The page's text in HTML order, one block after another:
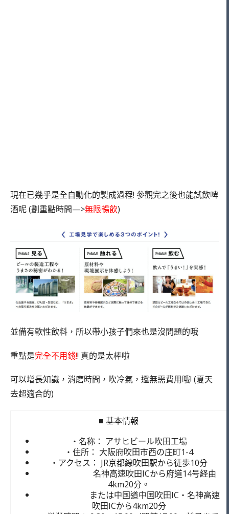
現在已幾乎是全自動化的製成過程! 參觀完之後也能試飲啤
酒呢 (劃重點時間—>無限暢飲)
並備有軟性飲料，所以帶小孩子們來也是沒問題的哦
重點是完全不用錢!! 真的是太棒啦
可以增長知識，消磨時間，吹冷氣，還無需費用哦! (夏天
去超適合的)
■ 基本情報
・名称： アサヒビール吹田工場
・住所： 大阪府吹田市西の庄町1-4
・アクセス： JR京都線吹田駅から徒歩10分
名神高速吹田ICから府道14号経由
4km20分。
または中国道中国吹田IC・名神高速
吹田ICから4km20分